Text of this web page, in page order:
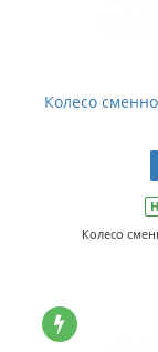
Колесо
Колесо